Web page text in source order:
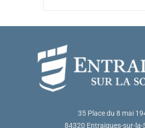
35 Place du 8 mai
84320 Entraigues-sur-la-